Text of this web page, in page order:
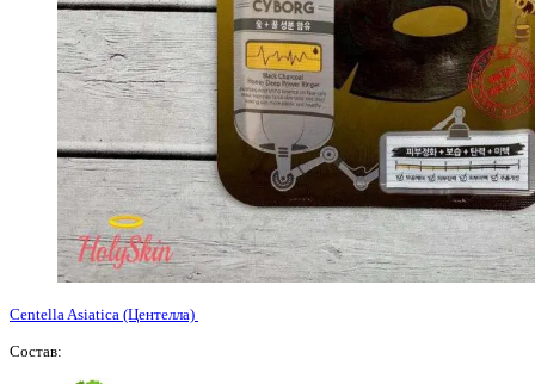
Centella Asiatica (Центелла)
Состав: